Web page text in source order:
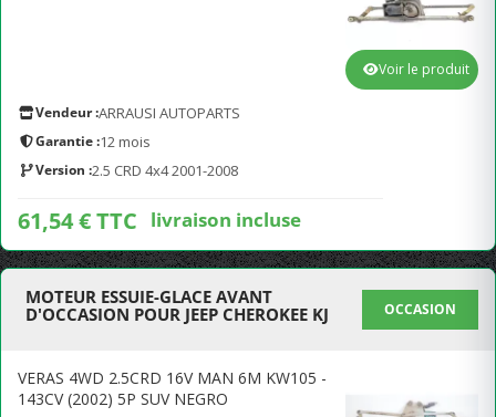
Vendeur :ARRAUSI AUTOPARTS
Garantie :12 mois
Version :2.5 CRD 4x4 2001-2008
61,54 € TTC livraison incluse
Voir le produit
MOTEUR ESSUIE-GLACE AVANT
D'OCCASION POUR JEEP CHEROKEE KJ
OCCASION
VERAS 4WD 2.5CRD 16V MAN 6M KW105 -
143CV (2002) 5P SUV NEGRO